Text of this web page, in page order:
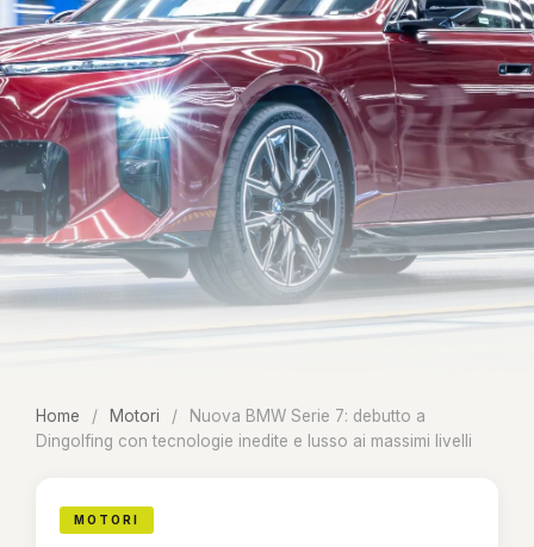
Home / Motori /
Nuova BMW Serie 7: debutto a
Dingolfing con tecnologie inedite e lusso ai massimi livelli
MOTORI